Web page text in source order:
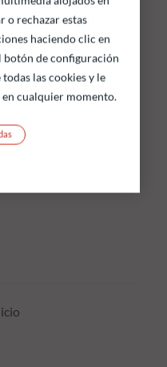
o rechazar estas
haciendo clic en
botón de configuración
las cookies y le
cualquier momento.